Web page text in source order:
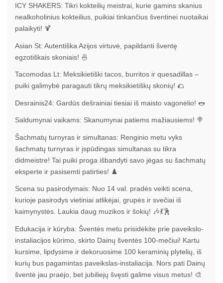
ICY SHAKERS: Tikri kokteilių meistrai, kurie gamins skanius
nealkoholinius kokteilius, puikiai tinkančius šventinei nuotaikai
palaikyti! 🍹
Asian St: Autentiška Azijos virtuvė, papildanti šventę
egzotiškais skoniais! 🍜
Tacomodas Lt: Meksikietiški tacos, burritos ir quesadillas –
puiki galimybė paragauti tikrų meksikietiškų skonių! 🌮
Desrainis24: Gardūs dešrainiai tiesiai iš maisto vagonėlio! 🌭
Saldumynai vaikams: Skanumynai patiems mažiausiems! 🍭
Šachmatų turnyras ir simultanas: Renginio metu vyks
šachmatų turnyras ir įspūdingas simultanas su tikra
didmeistre! Tai puiki proga išbandyti savo jėgas su šachmatų
eksperte ir pasisemti patirties! ♟️
Scena su pasirodymais: Nuo 14 val. pradės veikti scena,
kurioje pasirodys vietiniai atlikėjai, grupės ir svečiai iš
kaimynystės. Laukia daug muzikos ir šokių! 🎶💃🕺
Edukacija ir kūryba: Šventės metu prisidėkite prie paveikslo-
instaliacijos kūrimo, skirto Dainų šventės 100-mečiui! Kartu
kursime, lipdysime ir dekoruosime 100 keraminių plytelių, iš
kurių bus pagamintas paveikslas-instaliacija. Nors pati Dainų
šventė jau praėjo, bet jubiliejų švęsti galime visus metus! 🎨